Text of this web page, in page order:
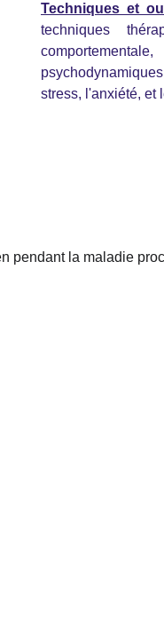
Techniques et
techniques
stress, l'anxiété, et